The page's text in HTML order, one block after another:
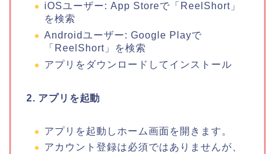
iOSユーザー: App Storeで「ReelShort」
を検索
Androidユーザー: Google Playで
「ReelShort」を検索
アプリをダウンロードしてインストール
2. アプリを起動
アプリを起動しホーム画面を開きます。
アカウント登録は必須ではありませんが、